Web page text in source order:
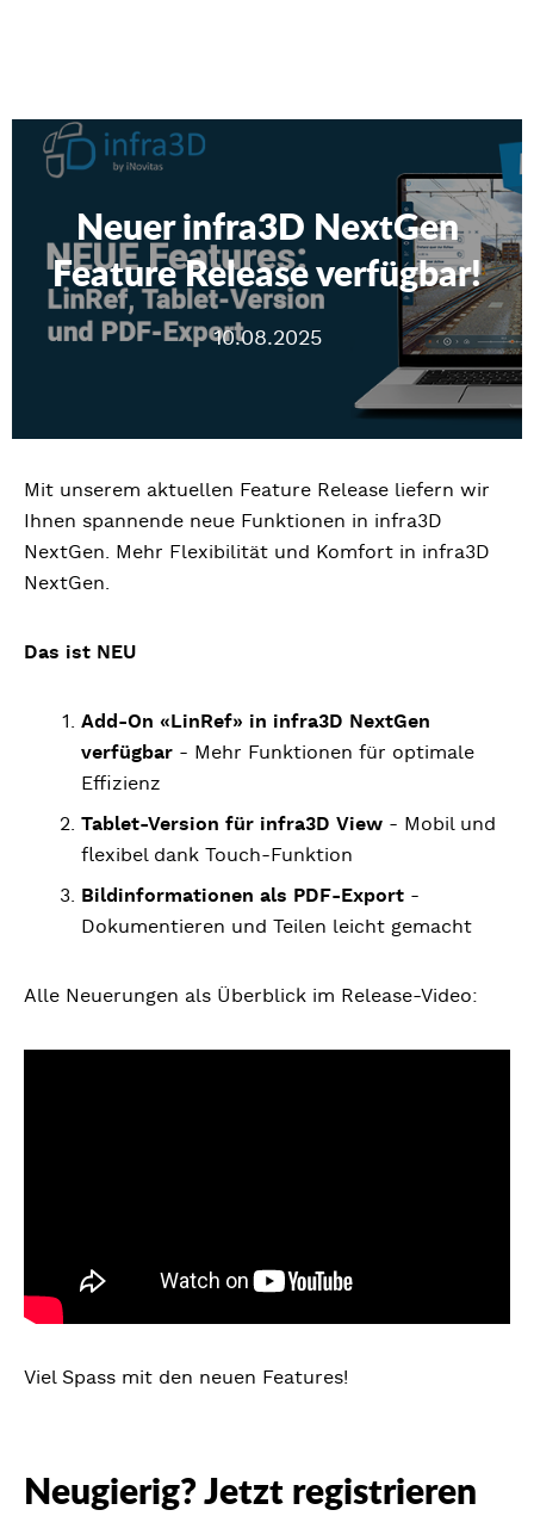
Neuer infra3D NextGen
Feature Release verfügbar!
10.08.2025
Mit unserem aktuellen Feature Release liefern wir
Ihnen spannende neue Funktionen in infra3D
NextGen. Mehr Flexibilität und Komfort in infra3D
NextGen.
Das ist NEU
Add-On «LinRef» in infra3D NextGen
verfügbar - Mehr Funktionen für optimale
Effizienz
Tablet-Version für infra3D View - Mobil und
flexibel dank Touch-Funktion
Bildinformationen als PDF-Export -
Dokumentieren und Teilen leicht gemacht
Alle Neuerungen als Überblick im Release-Video:
Viel Spass mit den neuen Features!
Neugierig? Jetzt registrieren